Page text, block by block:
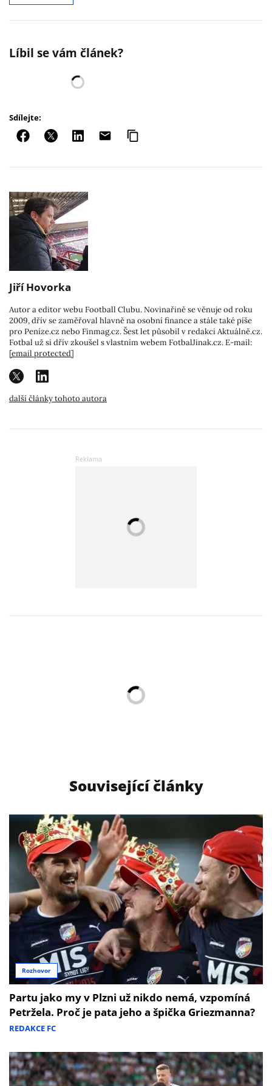
Líbil se vám článek?
Sdílejte:
Jiří Hovorka
Autor a editor webu Football Clubu. Novinařině se věnuje od roku
2009, dřív se zaměřoval hlavně na osobní finance a stále také píše
pro Peníze.cz nebo Finmag.cz. Šest let působil v redakci Aktuálně.cz.
Fotbal už si dřív zkoušel s vlastním webem FotbalJinak.cz. E-mail:
[email protected]
další články tohoto autora
Související články
Rozhovor
Partu jako my v Plzni už nikdo nemá, vzpomíná
Petržela. Proč je pata jeho a špička Griezmanna?
REDAKCE FC